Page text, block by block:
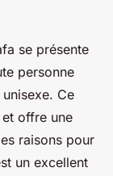
se présente
personne
Ce
offre une
raisons pour
un excellent